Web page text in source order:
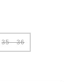
35 - 36